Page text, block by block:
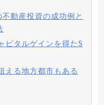
動産投資の成功例と
ピタルゲインを得たS
える地方都市もある